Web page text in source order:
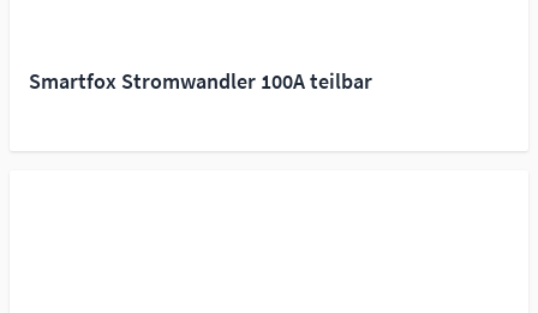
Smartfox Stromwandler 100A teilbar